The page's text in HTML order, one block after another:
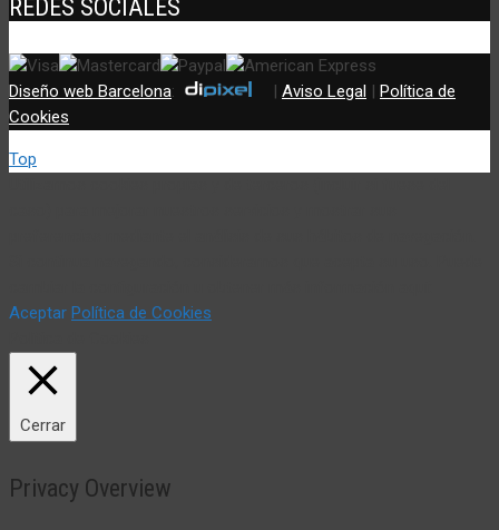
REDES SOCIALES
Diseño web Barcelona: Aviso Legal
Política de
Cookies
Top
Aceptar Política de Cookies
Cerrar
Privacy Overview